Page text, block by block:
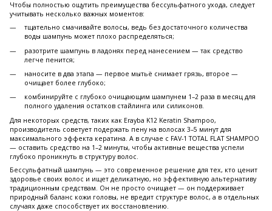
Чтобы полностью ощутить преимущества бессульфатного ухода, следует
учитывать несколько важных моментов:
тщательно смачивайте волосы, ведь без достаточного количества
воды шампунь может плохо распределяться;
разотрите шампунь в ладонях перед нанесением — так средство
легче пенится;
наносите в два этапа — первое мытьё снимает грязь, второе —
очищает более глубоко;
комбинируйте с глубоко очищающим шампунем 1–2 раза в месяц для
полного удаления остатков стайлинга или силиконов.
Для некоторых средств, таких как Erayba K12 Keratin Shampoo,
производитель советует подержать пену на волосах 3–5 минут для
максимального эффекта кератина. А в случае с FAV-1 TOTAL FLAT SHAMPOO
— оставить средство на 1–2 минуты, чтобы активные вещества успели
глубоко проникнуть в структуру волос.
Бессульфатный шампунь — это современное решение для тех, кто ценит
здоровье своих волос и ищет деликатную, но эффективную альтернативу
традиционным средствам. Он не просто очищает — он поддерживает
природный баланс кожи головы, не вредит структуре волос, а в отдельных
случаях даже способствует их восстановлению.